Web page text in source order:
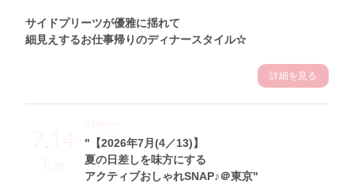
サイドプリーツが優雅に揺れて
細見えするお仕事帰りのディナースタイル☆
詳細を見る
7.14
Tue
"【2026年7月(4／13)】
夏の日差しを味方にする
アクティブおしゃれSNAP♪＠東京"
Theme